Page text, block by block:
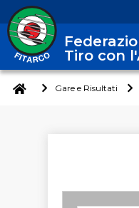
Tiro con
Gare e Risultati